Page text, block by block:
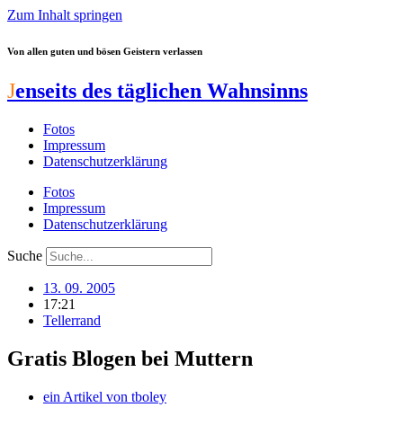
Zum Inhalt springen
Von allen guten und bösen Geistern verlassen
Jenseits des täglichen Wahnsinns
Fotos
Impressum
Datenschutzerklärung
Fotos
Impressum
Datenschutzerklärung
Suche
13. 09. 2005
17:21
Tellerrand
Gratis Blogen bei Muttern
ein Artikel von tboley